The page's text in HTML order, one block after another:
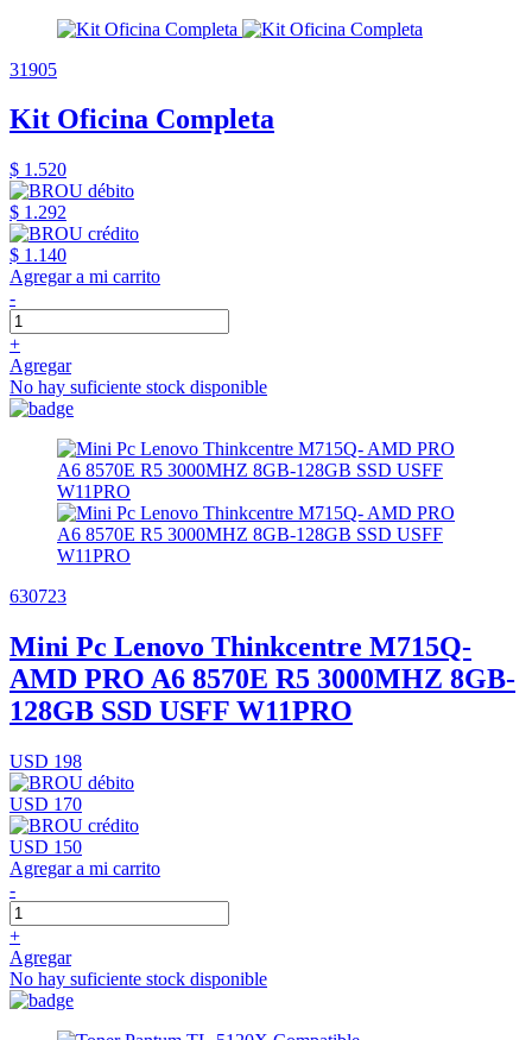
31905
Kit Oficina Completa
$ 1.520
$ 1.292
$ 1.140
Agregar a mi carrito
-
+
Agregar
No hay suficiente stock disponible
630723
Mini Pc Lenovo Thinkcentre M715Q-
AMD PRO A6 8570E R5 3000MHZ 8GB-
128GB SSD USFF W11PRO
USD 198
USD 170
USD 150
Agregar a mi carrito
-
+
Agregar
No hay suficiente stock disponible